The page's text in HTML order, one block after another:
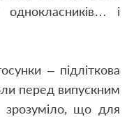
однокласників… і
– підліткова
перед випускним
зрозуміло, що для